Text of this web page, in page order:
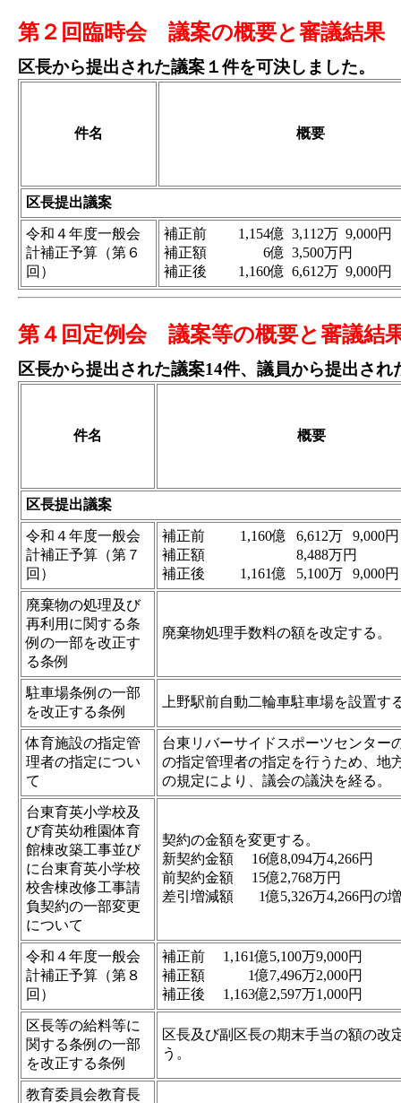
第２回臨時会 議案の概要と審議結果
区長から提出された議案１件を可決しました。
件名 概要
区長提出議案
令和４年度一般会
計補正予算（第６
回）
補正前 1,154億 3,112万 9,000円
補正額
6億 3,500万円
補正後
1,160億 6,612万 9,000円
第４回定例会 議案等の概要と審議結
区長から提出された議案14件、議員から提出さ
件名 概要
区長提出議案
令和４年度一般会
計補正予算（第７
回）
補正前 1,160億 6,612万
9,000円
補正額
8,488万円
補正後
1,161億 5,100万 9,000円
廃棄物の処理及び
再利用に関する条
例の一部を改正す
る条例
廃棄物処理手数料の額を改定する。
駐車場条例の一部
を改正する条例
上野駅前自動二輪車駐車場を設置す
体育施設の指定管
理者の指定につい
て
台東リバーサイドスポーツセンター
の指定管理者の指定を行うため、地
の規定により、議会の議決を経る。
台東育英小学校及
び育英幼稚園体育
館棟改築工事並び
に台東育英小学校
校舎棟改修工事請
負契約の一部変更
について
契約の金額を変更する。
新契約金額
16億8,094万4,266円
前契約金額
15億2,768万円
差引増減額
1億5,326万4,266円の増
令和４年度一般会
計補正予算（第８
回）
補正前 1,161億5,100万9,000円
補正額
1億7,496万2,000円
補正後
1,163億2,597万1,000円
区長等の給料等に
関する条例の一部
を改正する条例
区長及び副区長の期末手当の額の改
う。
教育委員会教育長